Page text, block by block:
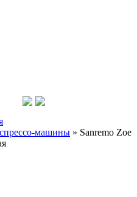
кофейной техники для дома
машины » Sanremo Zoe